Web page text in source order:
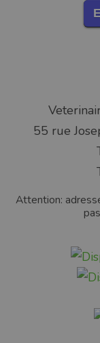
55 rue
Attention: